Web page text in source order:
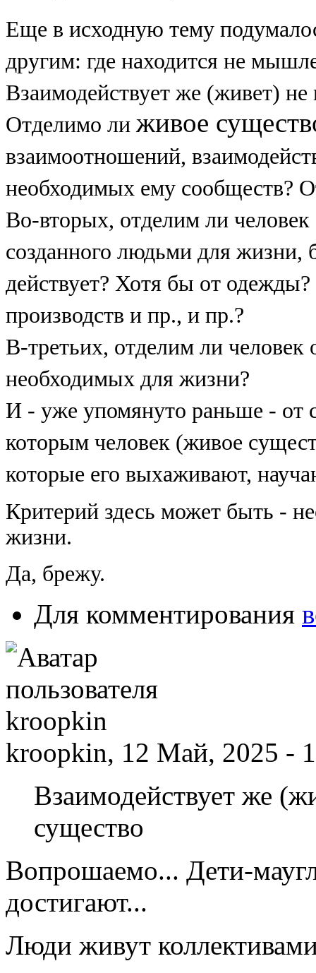
Еще в исходную тему
другим: где находится не
Взаимодействует же (живет)
Отделимо лиживое
взаимоотношений,
необходимых ему сообществ?
Во-вторых, отделим ли человек
созданного людьми для жизни,
действует? Хотя бы от
производств и пр., и пр.?
В-третьих, отделим ли
необходимых для жизни?
И - уже упомянуто раньше - от
которым человек (живое
которые его выхаживают,
Критерий здесь может быть -
жизни.
Да, брежу.
Для комментирования
kroopkin, 12 Май, 2025 -
Взаимодействует же
существо
Вопрошаемо... Дети-
достигают...
Люди живут